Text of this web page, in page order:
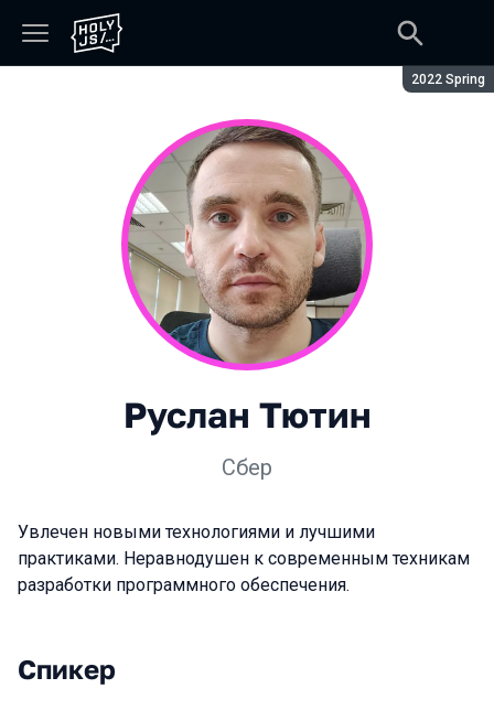
Сезон:
2022 Spring
Руслан Тютин
Сбер
Увлечен новыми технологиями и лучшими
практиками. Неравнодушен к современным техникам
разработки программного обеспечения.
Выступления в сезоне 2022 Spring
Спикер